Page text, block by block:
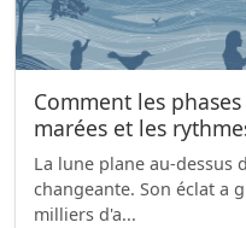
Comment les
marées et les
La lune plane au-dessus
changeante. Son éclat a
milliers d'a...